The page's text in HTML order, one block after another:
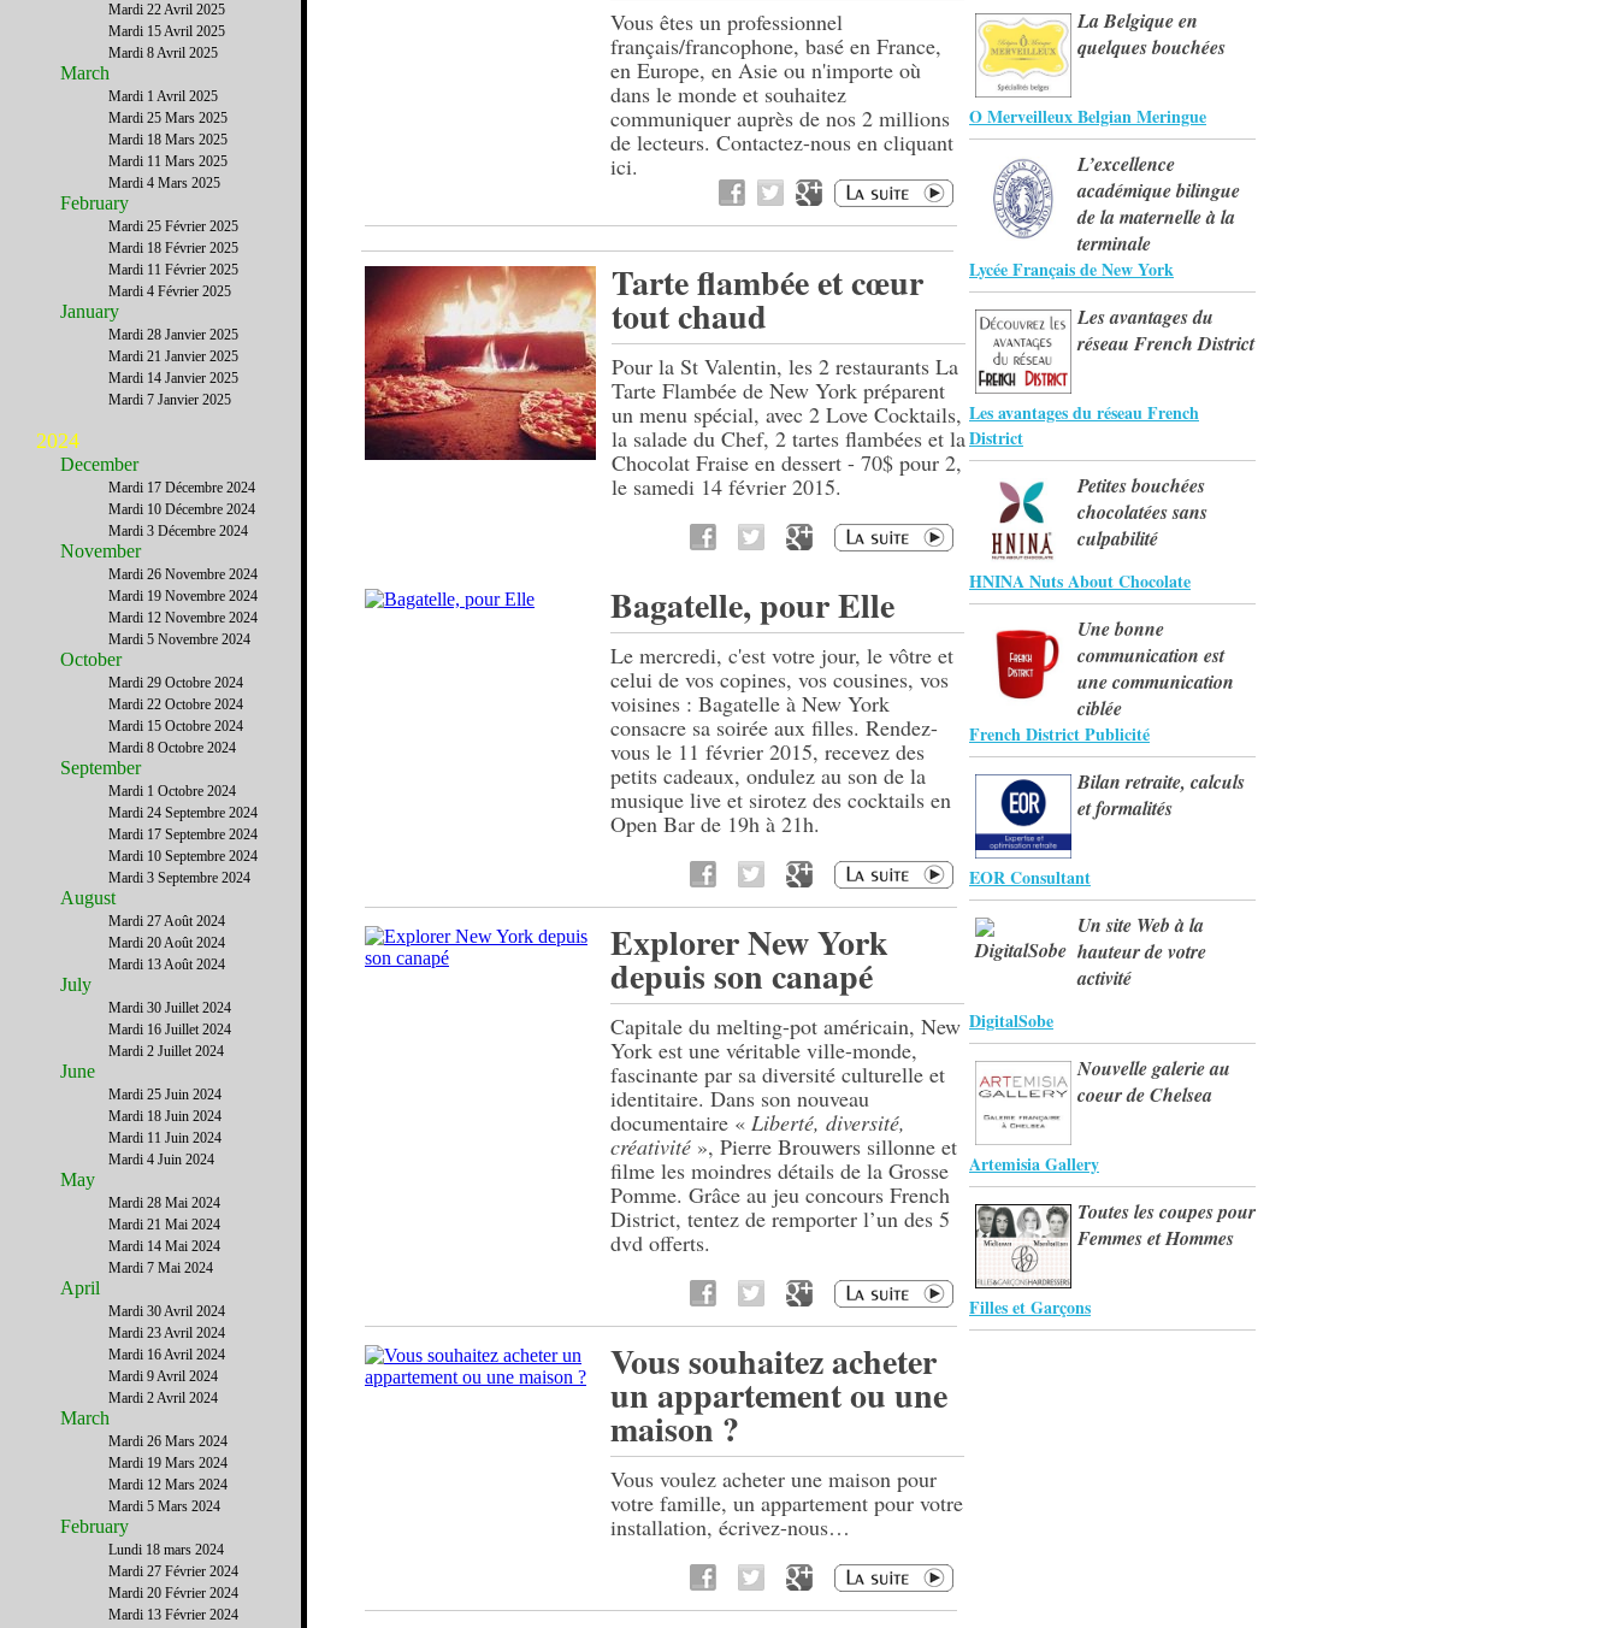
Vous êtes un professionnel
français/francophone, basé en France,
en Europe, en Asie ou n'importe où
dans le monde et souhaitez
communiquer auprès de nos 2 millions
de lecteurs. Contactez-nous en cliquant
ici.
Tarte flambée et cœur
tout chaud
Pour la St Valentin, les 2 restaurants La
Tarte Flambée de New York préparent
un menu spécial, avec 2 Love Cocktails,
la salade du Chef, 2 tartes flambées et la
Chocolat Fraise en dessert - 70$ pour 2,
le samedi 14 février 2015.
Bagatelle, pour Elle
Le mercredi, c'est votre jour, le vôtre et
celui de vos copines, vos cousines, vos
voisines : Bagatelle à New York
consacre sa soirée aux filles. Rendez-
vous le 11 février 2015, recevez des
petits cadeaux, ondulez au son de la
musique live et sirotez des cocktails en
Open Bar de 19h à 21h.
Explorer New York
depuis son canapé
Capitale du melting-pot américain, New
York est une véritable ville-monde,
fascinante par sa diversité culturelle et
identitaire. Dans son nouveau
documentaire « Liberté, diversité,
créativité », Pierre Brouwers sillonne et
filme les moindres détails de la Grosse
Pomme. Grâce au jeu concours French
District, tentez de remporter l’un des 5
dvd offerts.
Vous souhaitez acheter
un appartement ou une
maison ?
Vous voulez acheter une maison pour
votre famille, un appartement pour votre
installation, écrivez-nous…
La Belgique en
quelques bouchées
O Merveilleux Belgian Meringue
L’excellence
académique bilingue
de la maternelle à la
terminale
Lycée Français de New York
Les avantages du
réseau French District
Les avantages du réseau French
District
Petites bouchées
chocolatées sans
culpabilité
HNINA Nuts About Chocolate
Une bonne
communication est
une communication
ciblée
French District Publicité
Bilan retraite, calculs
et formalités
EOR Consultant
Un site Web à la
hauteur de votre
activité
DigitalSobe
Nouvelle galerie au
coeur de Chelsea
Artemisia Gallery
Toutes les coupes pour
Femmes et Hommes
Filles et Garçons
Mardi 22 Avril 2025
Mardi 15 Avril 2025
Mardi 8 Avril 2025
March
Mardi 1 Avril 2025
Mardi 25 Mars 2025
Mardi 18 Mars 2025
Mardi 11 Mars 2025
Mardi 4 Mars 2025
February
Mardi 25 Février 2025
Mardi 18 Février 2025
Mardi 11 Février 2025
Mardi 4 Février 2025
January
Mardi 28 Janvier 2025
Mardi 21 Janvier 2025
Mardi 14 Janvier 2025
Mardi 7 Janvier 2025
2024
December
Mardi 17 Décembre 2024
Mardi 10 Décembre 2024
Mardi 3 Décembre 2024
November
Mardi 26 Novembre 2024
Mardi 19 Novembre 2024
Mardi 12 Novembre 2024
Mardi 5 Novembre 2024
October
Mardi 29 Octobre 2024
Mardi 22 Octobre 2024
Mardi 15 Octobre 2024
Mardi 8 Octobre 2024
September
Mardi 1 Octobre 2024
Mardi 24 Septembre 2024
Mardi 17 Septembre 2024
Mardi 10 Septembre 2024
Mardi 3 Septembre 2024
August
Mardi 27 Août 2024
Mardi 20 Août 2024
Mardi 13 Août 2024
July
Mardi 30 Juillet 2024
Mardi 16 Juillet 2024
Mardi 2 Juillet 2024
June
Mardi 25 Juin 2024
Mardi 18 Juin 2024
Mardi 11 Juin 2024
Mardi 4 Juin 2024
May
Mardi 28 Mai 2024
Mardi 21 Mai 2024
Mardi 14 Mai 2024
Mardi 7 Mai 2024
April
Mardi 30 Avril 2024
Mardi 23 Avril 2024
Mardi 16 Avril 2024
Mardi 9 Avril 2024
Mardi 2 Avril 2024
March
Mardi 26 Mars 2024
Mardi 19 Mars 2024
Mardi 12 Mars 2024
Mardi 5 Mars 2024
February
Lundi 18 mars 2024
Mardi 27 Février 2024
Mardi 20 Février 2024
Mardi 13 Février 2024